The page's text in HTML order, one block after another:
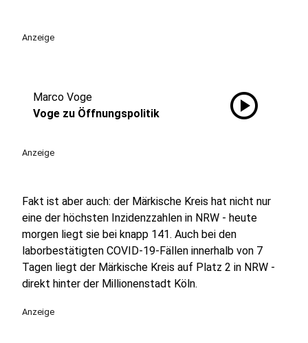
Anzeige
Marco Voge
Voge zu Öffnungspolitik
play_circle
Anzeige
Fakt ist aber auch: der Märkische Kreis hat nicht nur
eine der höchsten Inzidenzzahlen in NRW - heute
morgen liegt sie bei knapp 141. Auch bei den
laborbestätigten COVID-19-Fällen innerhalb von 7
Tagen liegt der Märkische Kreis auf Platz 2 in NRW -
direkt hinter der Millionenstadt Köln.
Anzeige